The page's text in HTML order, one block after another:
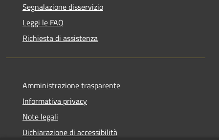
Segnalazione disservizio
Leggi le FAQ
Richiesta di assistenza
Amministrazione trasparente
Informativa privacy
Note legali
Dichiarazione di accessibilità